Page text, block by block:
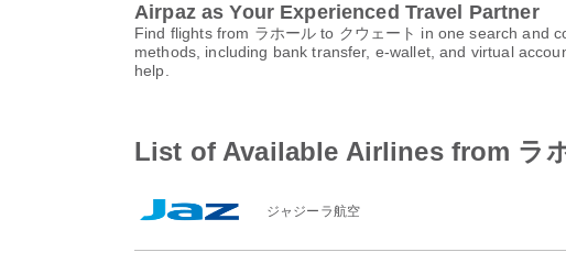
Airpaz as Your Experienced Travel Partner
Find flights from ラホール to クウェート in one search and
methods, including bank transfer, e-wallet, and virtual
help.
List of Available Airlines from ラ
ジャジーラ航空